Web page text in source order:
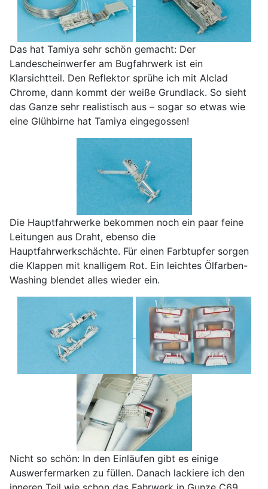
Das hat Tamiya sehr schön gemacht: Der
Landescheinwerfer am Bugfahrwerk ist ein
Klarsichtteil. Den Reflektor sprühe ich mit Alclad
Chrome, dann kommt der weiße Grundlack. So sieht
das Ganze sehr realistisch aus – sogar so etwas wie
eine Glühbirne hat Tamiya eingegossen!
Die Hauptfahrwerke bekommen noch ein paar feine
Leitungen aus Draht, ebenso die
Hauptfahrwerkschächte. Für einen Farbtupfer sorgen
die Klappen mit knalligem Rot. Ein leichtes Ölfarben-
Washing blendet alles wieder ein.
Nicht so schön: In den Einläufen gibt es einige
Auswerfermarken zu füllen. Danach lackiere ich den